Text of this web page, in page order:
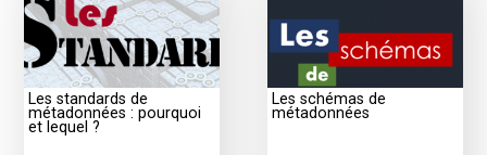
Les standards de
métadonnées : pourquoi
et lequel ?
Les schémas de
métadonnées